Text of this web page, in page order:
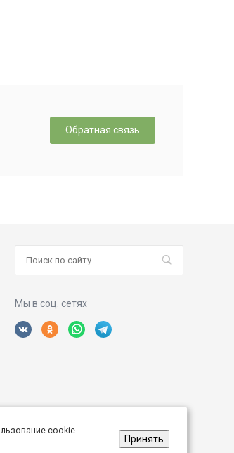
Обратная связь
Мы в соц. сетях
cookie-
Принять